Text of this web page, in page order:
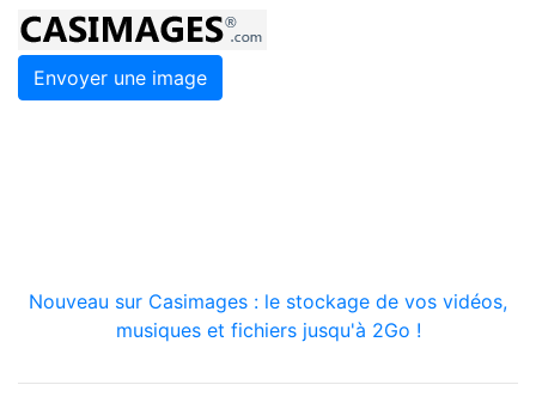
Envoyer une image
Nouveau sur Casimages : le stockage de vos vidéos,
musiques et fichiers jusqu'à 2Go !